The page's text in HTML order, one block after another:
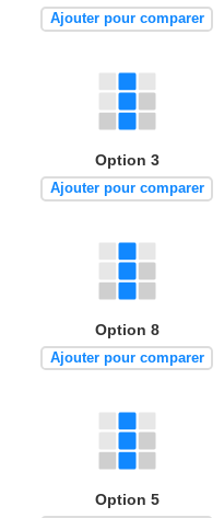
Ajouter pour comparer
Option 3
Ajouter pour comparer
Option 8
Ajouter pour comparer
Option 5